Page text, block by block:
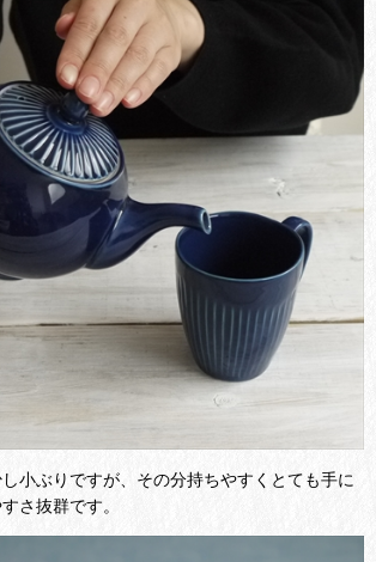
小ぶりですが、その分持ちやすくとても手に
さ抜群です。